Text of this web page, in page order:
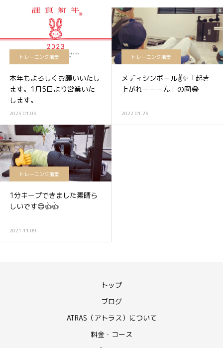
トレーニング風景
本年もよろしくお願いいたし
ます。1月5日より営業いた
します。
2023.01.03
トレーニング風景
メディシンボール✌️✨「起き
上がれーーーん」の図😂
2022.01.23
トレーニング風景
1分キープできました素晴ら
しいです😊👍👍
2021.11.09
トップ
ブログ
ATRAS（アトラス）について
料金・コース